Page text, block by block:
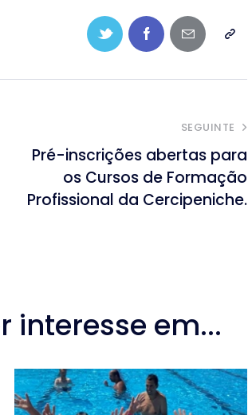
SEGUINTE
Pré-inscrições abertas para
os Cursos de Formação
Profissional da Cercipeniche.
interesse em...